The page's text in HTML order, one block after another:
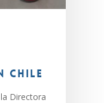
Chile
Directora